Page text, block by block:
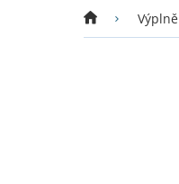
Domů Výplně